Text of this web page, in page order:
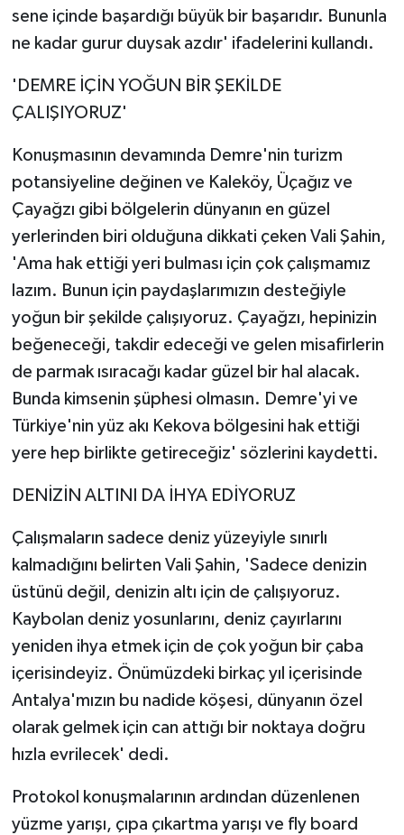
sene içinde başardığı büyük bir başarıdır. Bununla
ne kadar gurur duysak azdır' ifadelerini kullandı.
'DEMRE İÇİN YOĞUN BİR ŞEKİLDE
ÇALIŞIYORUZ'
Konuşmasının devamında Demre'nin turizm
potansiyeline değinen ve Kaleköy, Üçağız ve
Çayağzı gibi bölgelerin dünyanın en güzel
yerlerinden biri olduğuna dikkati çeken Vali Şahin,
'Ama hak ettiği yeri bulması için çok çalışmamız
lazım. Bunun için paydaşlarımızın desteğiyle
yoğun bir şekilde çalışıyoruz. Çayağzı, hepinizin
beğeneceği, takdir edeceği ve gelen misafirlerin
de parmak ısıracağı kadar güzel bir hal alacak.
Bunda kimsenin şüphesi olmasın. Demre'yi ve
Türkiye'nin yüz akı Kekova bölgesini hak ettiği
yere hep birlikte getireceğiz' sözlerini kaydetti.
DENİZİN ALTINI DA İHYA EDİYORUZ
Çalışmaların sadece deniz yüzeyiyle sınırlı
kalmadığını belirten Vali Şahin, 'Sadece denizin
üstünü değil, denizin altı için de çalışıyoruz.
Kaybolan deniz yosunlarını, deniz çayırlarını
yeniden ihya etmek için de çok yoğun bir çaba
içerisindeyiz. Önümüzdeki birkaç yıl içerisinde
Antalya'mızın bu nadide köşesi, dünyanın özel
olarak gelmek için can attığı bir noktaya doğru
hızla evrilecek' dedi.
Protokol konuşmalarının ardından düzenlenen
yüzme yarışı, çıpa çıkartma yarışı ve fly board